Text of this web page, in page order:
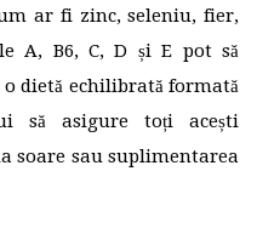
ar fi zinc, seleniu, fier,
A, B6, C, D și E pot să
dietă echilibrată formată
să asigure toți acești
soare sau suplimentarea